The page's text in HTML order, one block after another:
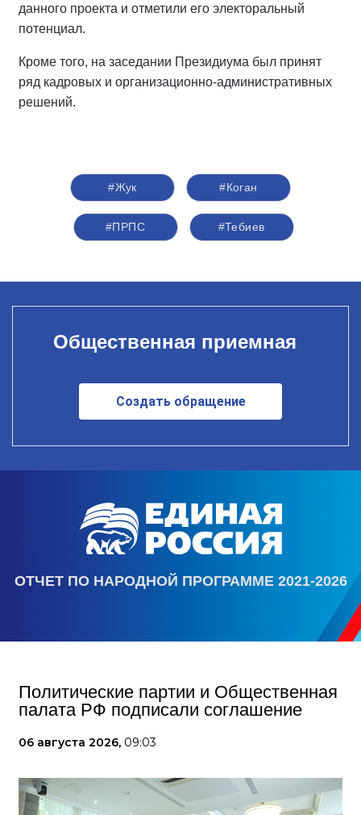
данного проекта и отметили его электоральный
потенциал.
Кроме того, на заседании Президиума был принят
ряд кадровых и организационно-административных
решений.
#Жук #Коган
#ПРПС #Тебиев
Общественная приемная
Создать обращение
ОТЧЕТ ПО НАРОДНОЙ ПРОГРАММЕ 2021-2026
Политические партии и Общественная
палата РФ подписали соглашение
06 августа 2026, 09:03